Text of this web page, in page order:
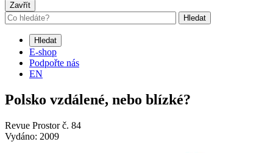
Zavřít
Hledat
Hledat
E-shop
Podpořte nás
EN
Polsko vzdálené, nebo blízké?
Revue Prostor č. 84
Vydáno: 2009